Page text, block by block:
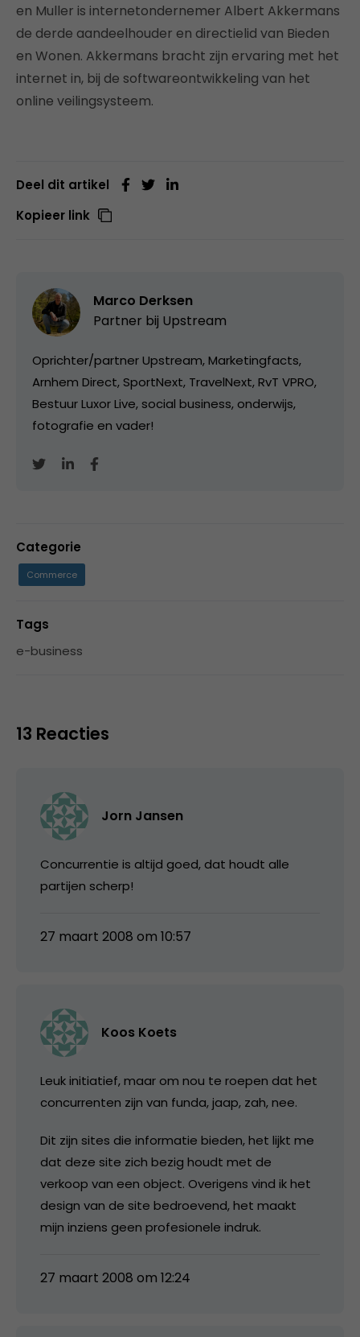
en Muller is internetondernemer Albert Akkermans
de derde aandeelhouder en directielid van Bieden
en Wonen. Akkermans bracht zijn ervaring met het
internet in, bij de softwareontwikkeling van het
online veilingsysteem.
Deel dit artikel
Kopieer link
Marco Derksen
Partner bij Upstream
Oprichter/partner Upstream, Marketingfacts,
Arnhem Direct, SportNext, TravelNext, RvT VPRO,
Bestuur Luxor Live, social business, onderwijs,
fotografie en vader!
Categorie
Commerce
Tags
e-business
13 Reacties
Jorn Jansen
Concurrentie is altijd goed, dat houdt alle
partijen scherp!
27 maart 2008 om 10:57
Koos Koets
Leuk initiatief, maar om nou te roepen dat het
concurrenten zijn van funda, jaap, zah, nee.
Dit zijn sites die informatie bieden, het lijkt me
dat deze site zich bezig houdt met de
verkoop van een object. Overigens vind ik het
design van de site bedroevend, het maakt
mijn inziens geen profesionele indruk.
27 maart 2008 om 12:24